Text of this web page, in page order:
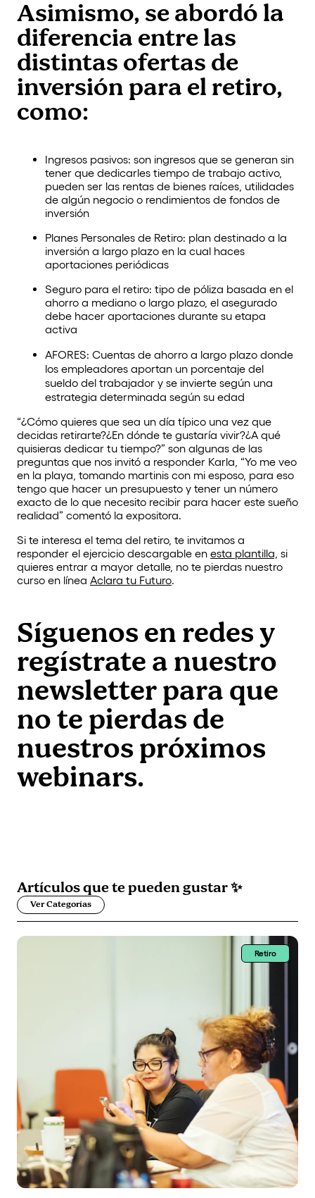
Asimismo, se abordó la
diferencia entre las
distintas ofertas de
inversión para el retiro,
como:
Ingresos pasivos: son ingresos que se generan sin
tener que dedicarles tiempo de trabajo activo,
pueden ser las rentas de bienes raíces, utilidades
de algún negocio o rendimientos de fondos de
inversión
Planes Personales de Retiro: plan destinado a la
inversión a largo plazo en la cual haces
aportaciones periódicas
Seguro para el retiro: tipo de póliza basada en el
ahorro a mediano o largo plazo, el asegurado
debe hacer aportaciones durante su etapa
activa
AFORES: Cuentas de ahorro a largo plazo donde
los empleadores aportan un porcentaje del
sueldo del trabajador y se invierte según una
estrategia determinada según su edad
“¿Cómo quieres que sea un día típico una vez que
decidas retirarte?¿En dónde te gustaría vivir?¿A qué
quisieras dedicar tu tiempo?” son algunas de las
preguntas que nos invitó a responder Karla, “Yo me veo
en la playa, tomando martinis con mi esposo, para eso
tengo que hacer un presupuesto y tener un número
exacto de lo que necesito recibir para hacer este sueño
realidad” comentó la expositora.
Si te interesa el tema del retiro, te invitamos a
responder el ejercicio descargable en esta plantilla, si
quieres entrar a mayor detalle, no te pierdas nuestro
curso en línea Aclara tu Futuro.
Síguenos en redes y
regístrate a nuestro
newsletter para que
no te pierdas de
nuestros próximos
webinars.
Artículos quete pueden gustar✨
Ver Categorías
Retiro